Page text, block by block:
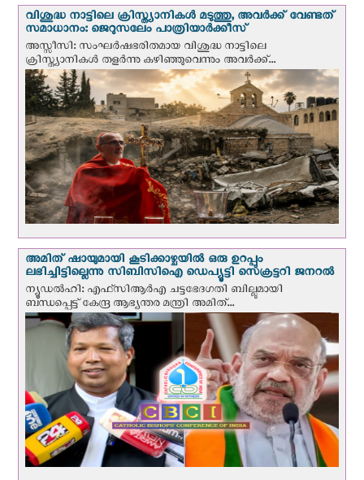
വിശുദ്ധ നാട്ടിലെ ക്രിസ്ത്യാനികൾ മടുത്തു, അവർക്ക് വേണ്ടത്
സമാധാനം: ജെറുസലേം പാത്രിയാര്‍ക്കീസ്
അസ്സീസി: സംഘര്‍ഷഭരിതമായ വിശുദ്ധ നാട്ടിലെ
ക്രിസ്ത്യാനികൾ തളര്‍ന്നു കഴിഞ്ഞുവെന്നും അവർക്ക്...
അമിത് ഷായുമായി കൂടിക്കാഴ്ചയില്‍ ഒരു ഉറപ്പും
ലഭിച്ചിട്ടില്ലെന്നു സിബിസിഐ ഡെപ്യൂട്ടി സെക്രട്ടറി ജനറല്‍
ന്യൂഡല്‍ഹി: എഫ്‌സിആര്‍എ ചട്ടഭേദഗതി ബില്ലുമായി
ബന്ധപ്പെട്ട് കേന്ദ്ര ആഭ്യന്തര മന്ത്രി അമിത്...